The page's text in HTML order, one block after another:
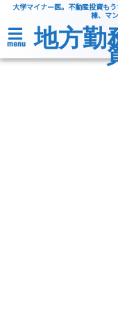
大学マイナー医。不動産投資も
棟、マ
menu 地方勤